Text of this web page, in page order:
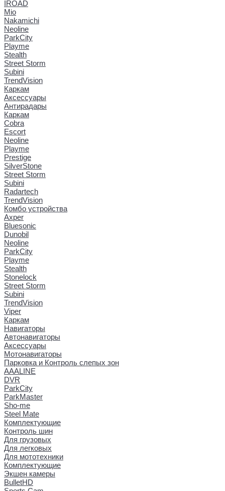
IROAD
Mio
Nakamichi
Neoline
ParkCity
Playme
Stealth
Street Storm
Subini
TrendVision
Каркам
Аксессуары
Антирадары
Каркам
Cobra
Escort
Neoline
Playme
Prestige
SilverStone
Street Storm
Subini
Radartech
TrendVision
Комбо устройства
Axper
Bluesonic
Dunobil
Neoline
ParkCity
Playme
Stealth
Stonelock
Street Storm
Subini
TrendVision
Viper
Каркам
Навигаторы
Автонавигаторы
Аксессуары
Мотонавигаторы
Парковка и Контроль слепых зон
AAALINE
DVR
ParkCity
ParkMaster
Sho-me
Steel Mate
Комплектующие
Контроль шин
Для грузовых
Для легковых
Для мототехники
Комплектующие
Экшен камеры
BulletHD